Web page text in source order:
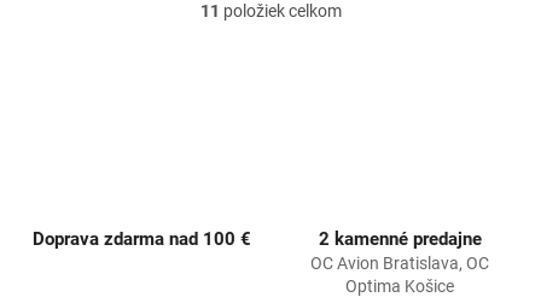
O
11 položiek celkom
Doprava zdarma nad 100 € 2 kamenné predajne
OC Avion Bratislava, OC
Optima Košice